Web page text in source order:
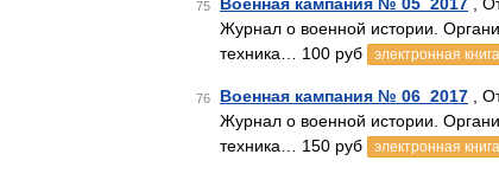
75
Журнал о военной истории.
техника… 100 руб
электронная книга
76 Военная кампания № 06_2017 ,
Журнал о военной истории.
техника… 150 руб
электронная книга